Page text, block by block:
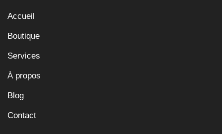
Accueil
Boutique
Services
À propos
Blog
Contact